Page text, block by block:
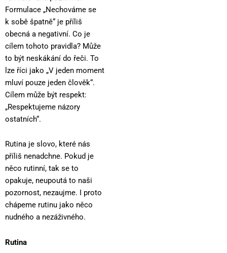
Formulace „Nechováme se
k sobě špatně“ je příliš
obecná a negativní. Co je
cílem tohoto pravidla? Může
to být neskákání do řeči. To
lze říci jako „V jeden moment
mluví pouze jeden člověk“.
Cílem může být respekt:
„Respektujeme názory
ostatních“.
Rutina je slovo, které nás
příliš nenadchne. Pokud je
něco rutinní, tak se to
opakuje, neupoutá to naši
pozornost, nezaujme. I proto
chápeme rutinu jako něco
nudného a nezáživného.
Rutina